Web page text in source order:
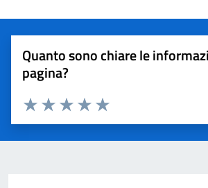
Quanto sono chiare le
pagina?
Valuta 5 stelle su 5
Valuta 4 stelle su 5
Valuta 3 stelle su 5
Valuta 2 stelle su 5
Valuta 1 stelle su 5